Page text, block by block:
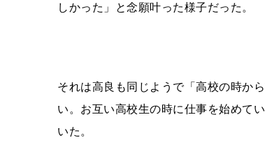
しかった」と念願叶った様子だった。
それは高良も同じようで「高校の時か
い。お互い高校生の時に仕事を始めて
いた。